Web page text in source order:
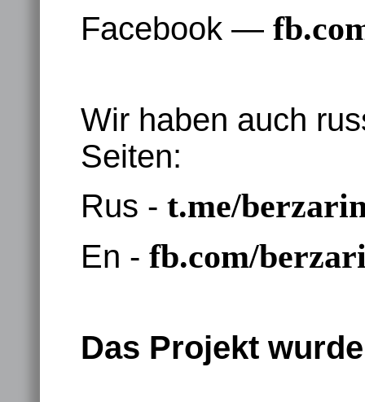
Facebook —
Wir haben auch
Seiten:
Rus - t.me/
En - fb.com/
Das Projekt